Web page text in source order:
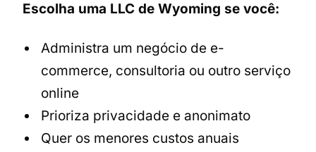
Escolha uma LLC de Wyoming se você:
Administra um negócio de e-
commerce, consultoria ou outro serviço
online
Prioriza privacidade e anonimato
Quer os menores custos anuais